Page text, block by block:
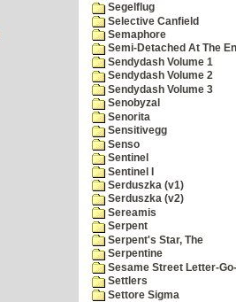
Segelflug
Selective Canfield
Semaphore
Semi-Detached At The
Sendydash Volume 1
Sendydash Volume 2
Sendydash Volume 3
Senobyzal
Senorita
Sensitivegg
Senso
Sentinel
Sentinel I
Serduszka (v1)
Serduszka (v2)
Sereamis
Serpent
Serpent's Star, The
Serpentine
Sesame Street Letter-
Settlers
Settore Sigma